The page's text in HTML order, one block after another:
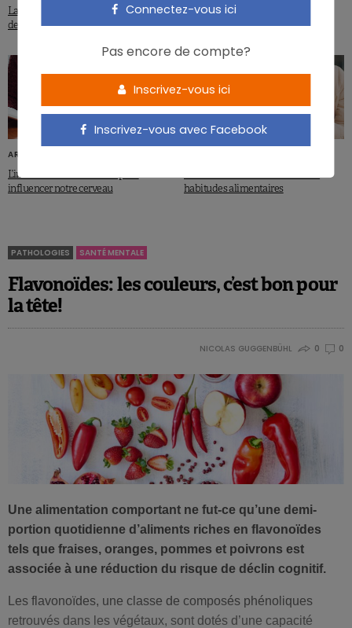
La viande reste un incontournable
des assiettes belges
Les choix alimentaires sous
influence
ARTICLES
L’information des calories peut
influencer notre cerveau
habitudes alimentaires
PATHOLOGIES SANTÉ MENTALE
Flavonoïdes: les couleurs, c’est bon pour
la tête!
NICOLAS GUGGENBÜHL 0 0
Une alimentation comportant ne fut-ce qu’une demi-
portion quotidienne d’aliments riches en flavonoïdes
tels que fraises, oranges, pommes et poivrons est
associée à une réduction du risque de déclin cognitif.
Les flavonoïdes, une classe de composés phénoliques
retrouvés dans les végétaux, sont dotés d’une capacité
Connectez-vous ici
Pas encore de compte?
Inscrivez-vous ici
Inscrivez-vous avec Facebook